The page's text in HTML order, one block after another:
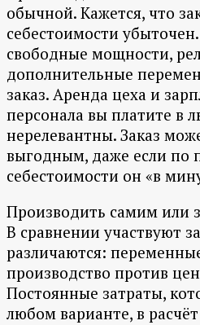
обычной. Кажется, что
себестоимости
свободные мощности,
дополнительные
заказ. Аренда цеха и
персонала вы платите в
нерелевантны. Заказ
выгодным, даже если по
себестоимости он «в
Производить самим или
В сравнении участвуют
различаются:
производство против
Постоянные затраты,
любом варианте, в